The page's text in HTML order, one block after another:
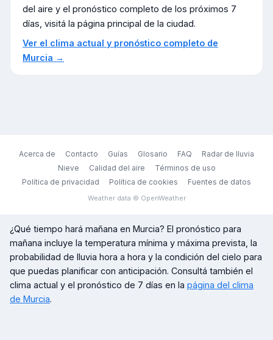
del aire y el pronóstico completo de los próximos 7
días, visitá la página principal de la ciudad.
Ver el clima actual y pronóstico completo de
Murcia →
Acerca de Contacto Guías Glosario FAQ
Radar de lluvia
Nieve
Calidad del aire
Términos de uso
Política de privacidad
Política de cookies Fuentes de datos
Weather data © OpenWeather
¿Qué tiempo hará mañana en Murcia? El pronóstico para
mañana incluye la temperatura mínima y máxima prevista, la
probabilidad de lluvia hora a hora y la condición del cielo para
que puedas planificar con anticipación. Consultá también el
clima actual y el pronóstico de 7 días en la página del clima
de Murcia.